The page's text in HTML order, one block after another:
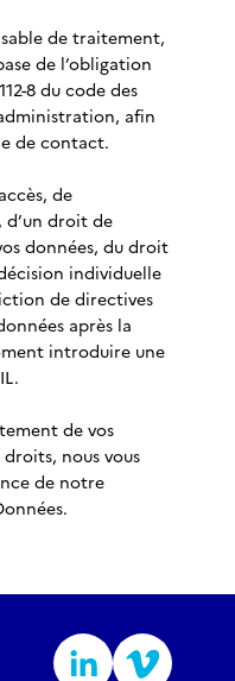
de traitement,
de l’obligation
8 du code des
afin
de contact.
de
droit de
données, du droit
individuelle
de directives
après la
introduire une
de vos
nous vous
de notre